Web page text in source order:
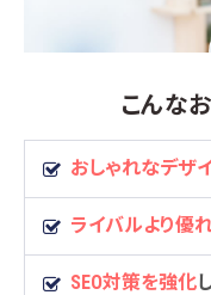
こんな
おしゃれなデザ
ライバルより優
SEO対策を強化